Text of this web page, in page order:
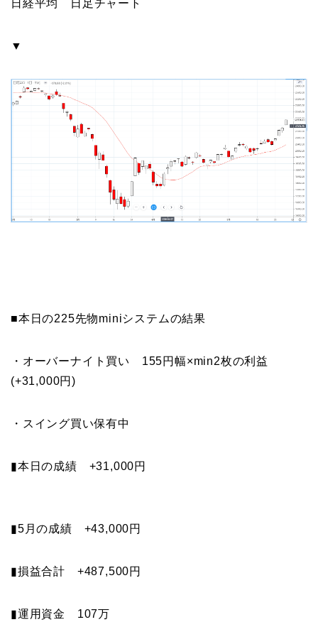
日経平均 日足チャート
▼
■本日の225先物miniシステムの結果
・オーバーナイト買い 155円幅×min2枚の利益
(+31,000円)
・スイング買い保有中
▮本日の成績 +31,000円
▮5月の成績 +43,000円
▮損益合計 +487,500円
▮運用資金 107万